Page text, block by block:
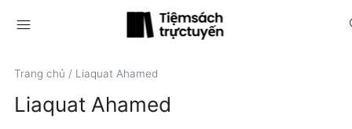
menu
Trang chủ / Liaquat Ahamed
Liaquat Ahamed